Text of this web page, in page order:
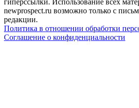
newprospect.ru возможно только с
редакции.
Политика в отношении обработки
Соглашение о конфиденциальности